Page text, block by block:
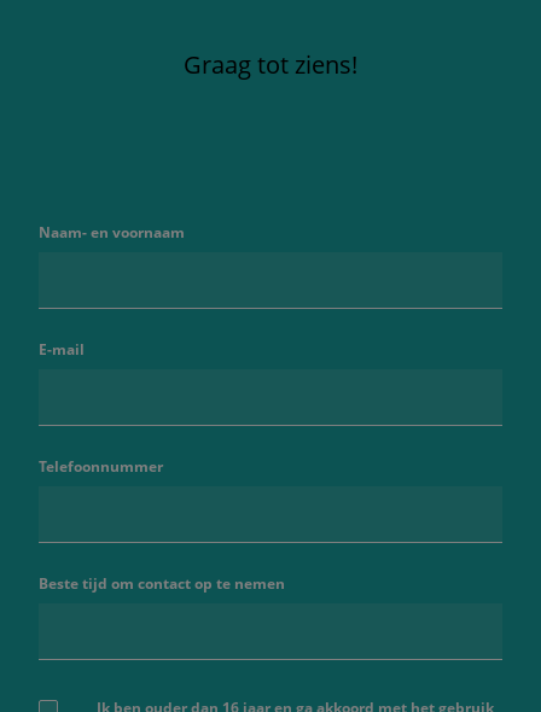
Graag tot ziens!
Naam- en voornaam
E-mail
Telefoonnummer
Beste tijd om contact op te nemen
Ik ben ouder dan 16 jaar en ga akkoord met het gebruik